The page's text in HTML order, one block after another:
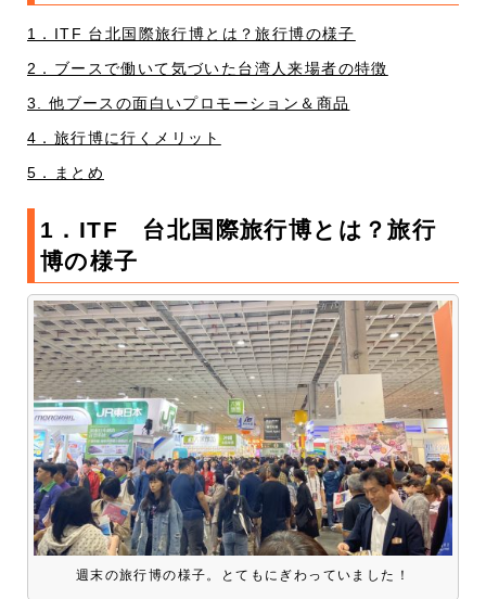
1．ITF 台北国際旅行博とは？旅行博の様子
2．ブースで働いて気づいた台湾人来場者の特徴
3. 他ブースの面白いプロモーション＆商品
4．旅行博に行くメリット
5．まとめ
1．ITF 台北国際旅行博とは？旅行
博の様子
週末の旅行博の様子。とてもにぎわっていました！